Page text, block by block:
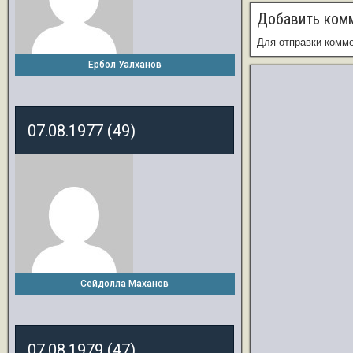
Добавить
Для отправки
Ербол Уалханов
07.08.1977 (49)
Сейдолла Маханов